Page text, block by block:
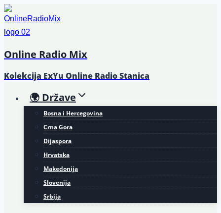
Skip
to
content
Online Radio Mix
Kolekcija ExYu Online Radio Stanica
🌍 Države
Bosna i Hercegovina
Crna Gora
Dijaspora
Hrvatska
Makedonija
Slovenija
Srbija